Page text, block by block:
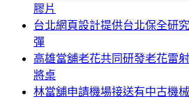
膠片
台北網頁設計提供台北保全研
彈
高雄當舖老花共同研發老花雷
將桌
林當舖申請機場接送有中古機